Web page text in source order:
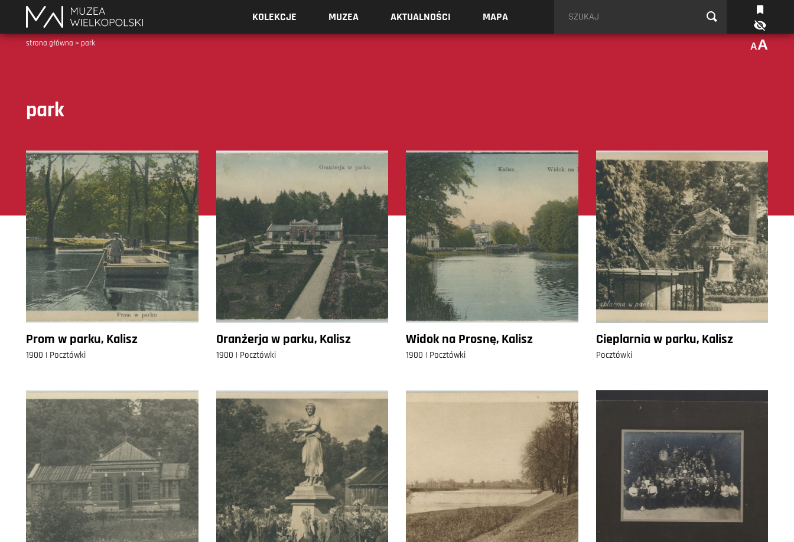
Muzea
Wielkopolski
KOLEKCJE MUZEA AKTUALNOŚCI MAPA Szukaj
strona główna > park AA
park
Prom w parku, Kalisz
1900 | Pocztówki
Oranżerja w parku, Kalisz
1900 | Pocztówki
Widok na Prosnę, Kalisz
1900 | Pocztówki
Cieplarnia w parku, Kalisz
Pocztówki